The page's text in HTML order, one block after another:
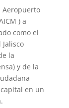
Aeropuerto
) a
como el
la
y de la
en un